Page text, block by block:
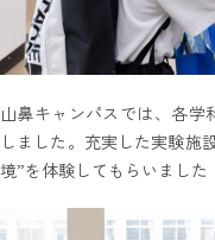
山鼻キャンパスでは、各学
しました。充実した実験施
境”を体験してもらいました